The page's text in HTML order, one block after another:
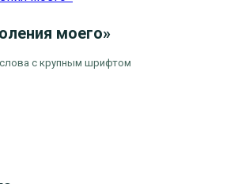
моего»
с крупным шрифтом